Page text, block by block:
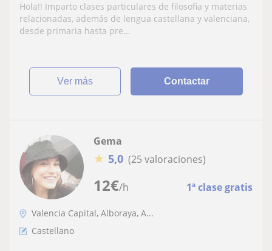
Hola!! Imparto clases particulares de filosofia y materias
relacionadas, además de lengua castellana y valenciana,
desde primaria hasta pre...
ver más Contactar
12€/h 1ª clase gratis
Gema
★ 5,0 (25 valoraciones)
Valencia Capital, Alboraya, A...
Castellano